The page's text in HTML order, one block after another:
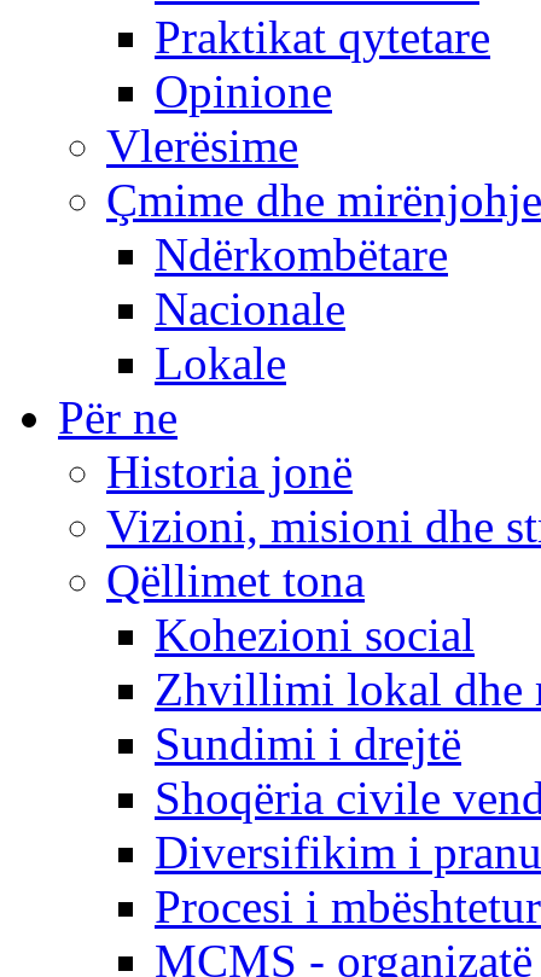
Praktikat qytetare
Opinione
Vlerësime
Çmime dhe mirënjohje
Ndërkombëtare
Nacionale
Lokale
Për ne
Historia jonë
Vizioni, misioni dhe
Qëllimet tona
Kohezioni social
Zhvillimi lokal dhe
Sundimi i drejtë
Shoqëria civile
Diversifikim i
Procesi i
MCMS -